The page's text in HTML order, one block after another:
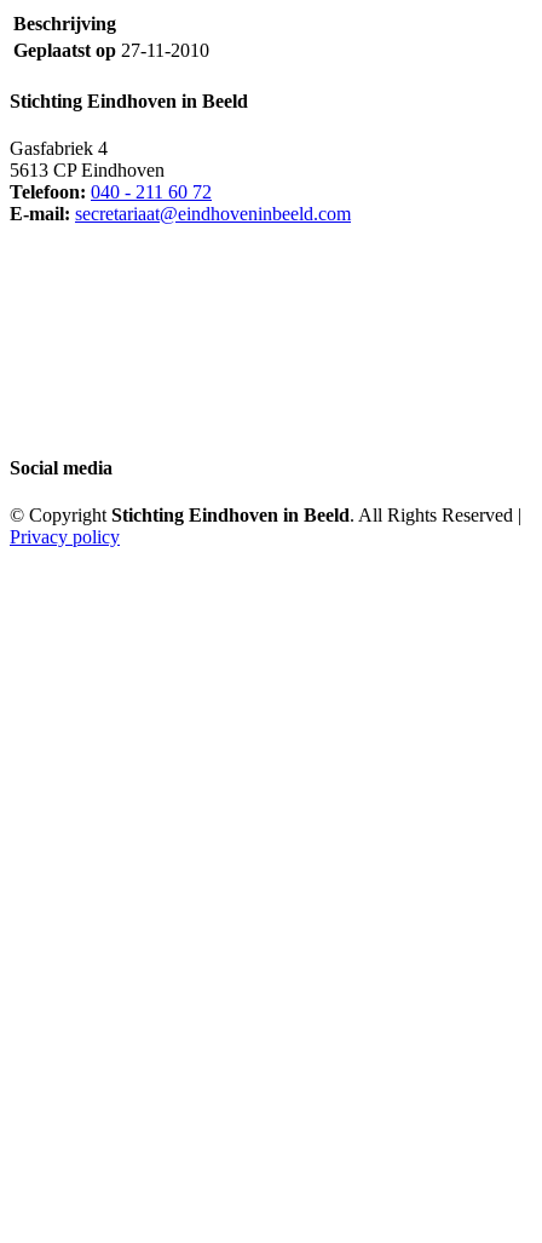
Beschrijving
Geplaatst op 27-11-2010
Stichting Eindhoven in Beeld
Gasfabriek 4
5613 CP Eindhoven
Telefoon: 040 - 211 60 72
E-mail: secretariaat@eindhoveninbeeld.com
Social media
© Copyright Stichting Eindhoven in Beeld. All Rights Reserved |
Privacy policy